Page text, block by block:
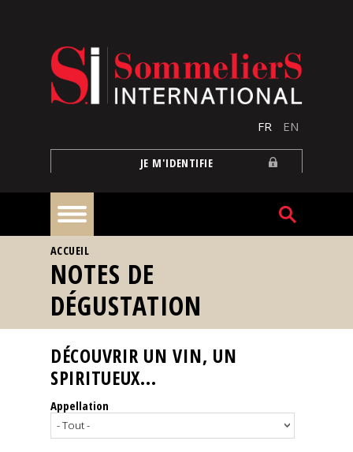
FR EN
JE M'IDENTIFIE
À
la
une
Reportages
Nos
Spiritueux
VOUS ÊTES ICI
ACCUEIL
NOTES DE
DÉGUSTATION
DÉCOUVRIR UN VIN, UN
SPIRITUEUX...
Appellation